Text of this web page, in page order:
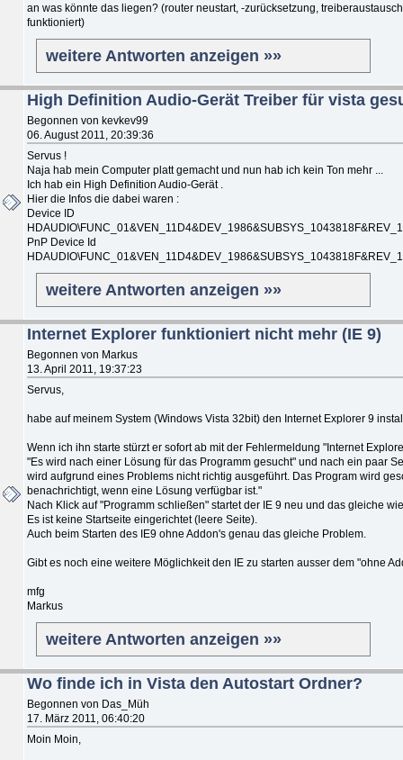
an was könnte das liegen? (router neustart, -zurücksetzung,
funktioniert)
weitere Antworten anzeigen »»
High Definition Audio-Gerät Treiber für vista
Begonnen von kevkev99
06. August 2011, 20:39:36
Servus !
Naja hab mein Computer platt gemacht und nun hab ich kein Ton mehr ...
Ich hab ein High Definition Audio-Gerät .
Hier die Infos die dabei waren :
Device ID
PnP Device Id
weitere Antworten anzeigen »»
Internet Explorer funktioniert nicht mehr (IE 9)
Begonnen von Markus
13. April 2011, 19:37:23
Servus,
habe auf meinem System (Windows Vista 32bit) den Internet Explorer 9
Wenn ich ihn starte stürzt er sofort ab mit der Fehlermeldung "Internet
"Es wird nach einer Lösung für das Programm gesucht" und nach ein paar
wird aufgrund eines Problems nicht richtig ausgeführt. Das Program wird
benachrichtigt, wenn eine Lösung verfügbar ist."
Nach Klick auf "Programm schließen" startet der IE 9 neu und das gleiche
Es ist keine Startseite eingerichtet (leere Seite).
Auch beim Starten des IE9 ohne Addon's genau das gleiche Problem.
Gibt es noch eine weitere Möglichkeit den IE zu starten ausser dem "ohne
mfg
Markus
weitere Antworten anzeigen »»
Wo finde ich in Vista den Autostart Ordner?
Begonnen von Das_Müh
17. März 2011, 06:40:20
Moin Moin,